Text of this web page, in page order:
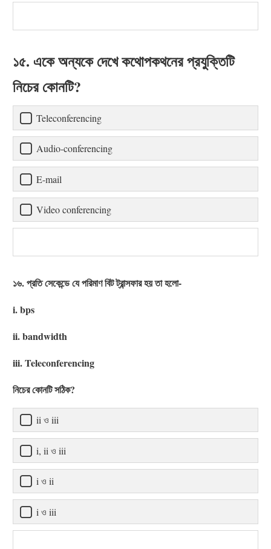
১৫. একে অন্যকে দেখে কথোপকথনের প্রযুক্তিটি
নিচের কোনটি?
Teleconferencing
Audio-conferencing
E-mail
Video conferencing
১৬. প্রতি সেকেন্ডে যে পরিমাণ বিট ট্রান্সফার হয় তা হলো-
i. bps
ii. bandwidth
iii. Teleconferencing
নিচের কোনটি সঠিক?
ii ও iii
i, ii ও iii
i ও ii
i ও iii